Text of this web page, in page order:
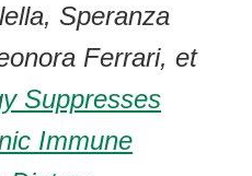
Speranza
Ferrari, et
Suppresses
Immune